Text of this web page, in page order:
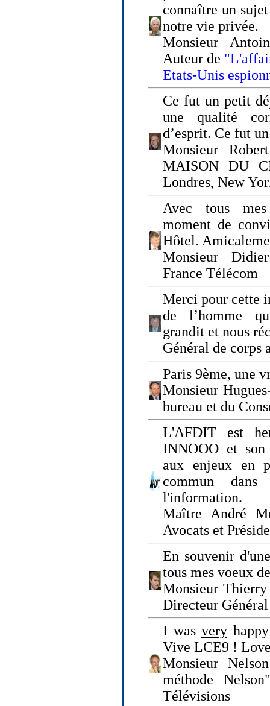
connaître un
notre vie privée.
Monsieur
Auteur de
Etats-Unis
Ce fut un petit
une qualité
d’esprit. Ce fut
Monsieur
MAISON DU
Londres, New
Avec tous
moment de
Hôtel.
Monsieur
France Télécom
Merci pour cette
de l’homme
grandit et nous
Général de corps
Paris 9ème, une
Monsieur
bureau et du
L'AFDIT est
INNOOO et
aux enjeux en
commun
l'information.
Maître André
Avocats et
En souvenir
tous mes voeux
Monsieur
Directeur
I was very
Vive LCE9 !
Monsieur
méthode
Télévisions